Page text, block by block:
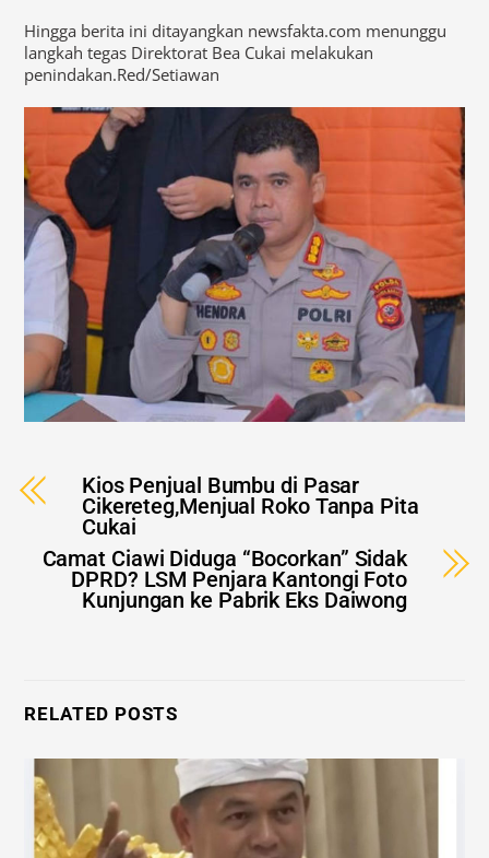
Hingga berita ini ditayangkan newsfakta.com menunggu
langkah tegas Direktorat Bea Cukai melakukan
penindakan.Red/Setiawan
Kios Penjual Bumbu di Pasar
Cikereteg,Menjual Roko Tanpa Pita
Cukai
Camat Ciawi Diduga “Bocorkan” Sidak
DPRD? LSM Penjara Kantongi Foto
Kunjungan ke Pabrik Eks Daiwong
RELATED POSTS